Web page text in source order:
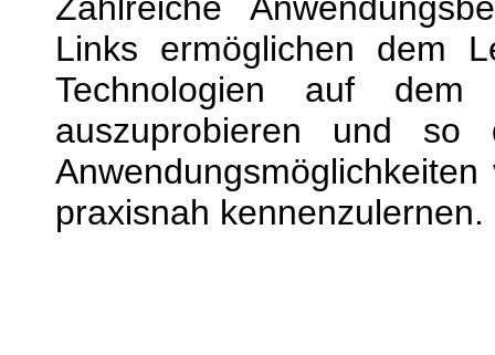
Links ermöglichen dem
Technologien auf
auszuprobieren und so
praxisnah kennenzulernen.